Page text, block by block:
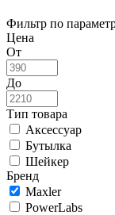
Фильтр по
Цена
От
До
Тип товара
Аксессуар
Бутылка
Шейкер
Бренд
Maxler
PowerLabs